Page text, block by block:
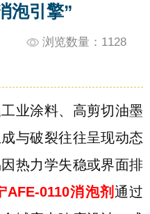
泡引擎”
浏览数量： 1128
业涂料、高剪切油墨
与破裂往往呈现动态
热力学失稳或界面排
AFE-0110消泡剂 通过